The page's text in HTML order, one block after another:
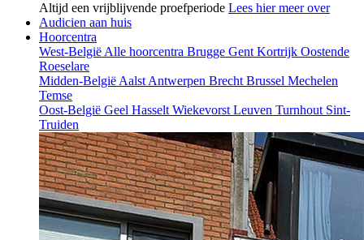
Altijd een vrijblijvende proefperiode Lees hier meer over
Audicien aan huis
Hoorcentra
West-België Alle hoorcentra Brugge Gent Kortrijk Oostende
Roeselare
Midden-België Aalst Antwerpen Brecht Brussel Mechelen
Temse
Oost-België Geel Hasselt Wiekevorst Leuven Turnhout Sint-
Truiden